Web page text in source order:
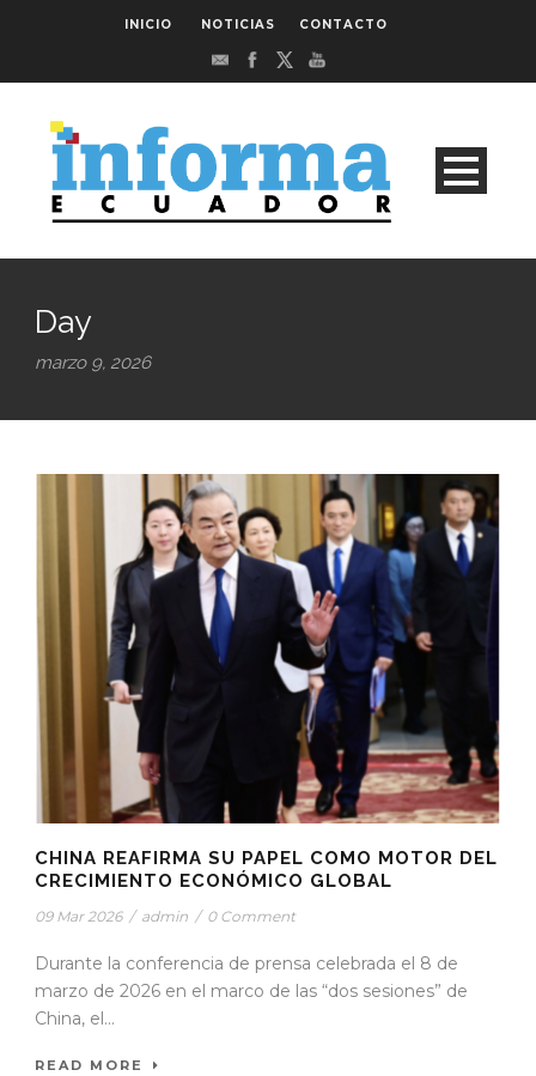
INICIO NOTICIAS CONTACTO
Day
marzo 9, 2026
CHINA REAFIRMA SU PAPEL COMO MOTOR DEL
CRECIMIENTO ECONÓMICO GLOBAL
09 Mar 2026 / admin / 0 Comment
Durante la conferencia de prensa celebrada el 8 de
marzo de 2026 en el marco de las “dos sesiones” de
China, el...
READ MORE